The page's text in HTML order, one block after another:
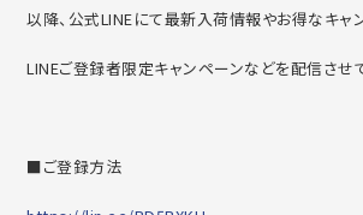
以降、公式LINEにて最新入荷情報やお得なキャ
LINEご登録者限定キャンペーンなどを配信させ
■ご登録方法